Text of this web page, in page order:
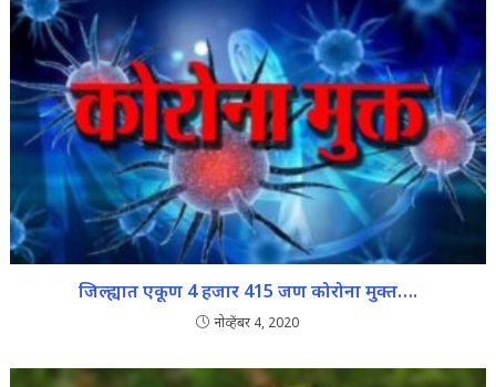
जिल्ह्यात एकूण 4 हजार 415 जण कोरोना मुक्त….
नोव्हेंबर 4, 2020